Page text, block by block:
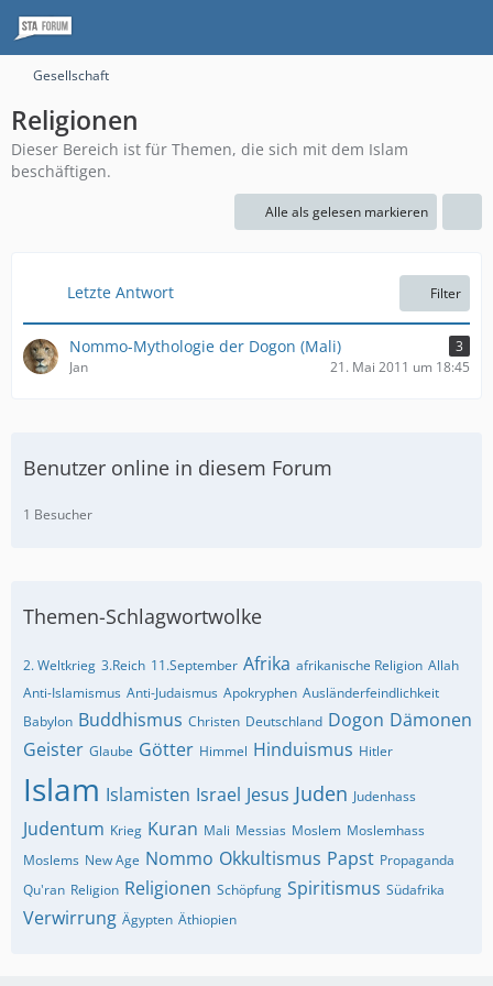
Gesellschaft
Religionen
Dieser Bereich ist für Themen, die sich mit dem Islam
beschäftigen.
Alle als gelesen markieren
Letzte Antwort Filter
Nommo-Mythologie der Dogon (Mali)
3
Jan
21. Mai 2011 um 18:45
Benutzer online in diesem Forum
1 Besucher
Themen-Schlagwortwolke
2. Weltkrieg 3.Reich 11.September Afrika afrikanische Religion Allah
Anti-Islamismus Anti-Judaismus Apokryphen Ausländerfeindlichkeit
Babylon Buddhismus Christen Deutschland Dogon Dämonen
Geister Glaube Götter Himmel Hinduismus Hitler
Islam Islamisten Israel Jesus Juden Judenhass
Judentum Krieg Kuran Mali Messias Moslem Moslemhass
Moslems New Age Nommo Okkultismus Papst Propaganda
Qu'ran Religion Religionen Schöpfung Spiritismus Südafrika
Verwirrung Ägypten Äthiopien